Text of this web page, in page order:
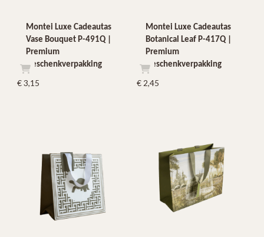
Montei Luxe Cadeautas
Vase Bouquet P-491Q |
Premium
Geschenkverpakking
€3,15
Montei Luxe Cadeautas
Botanical Leaf P-417Q |
Premium
Geschenkverpakking
€2,45